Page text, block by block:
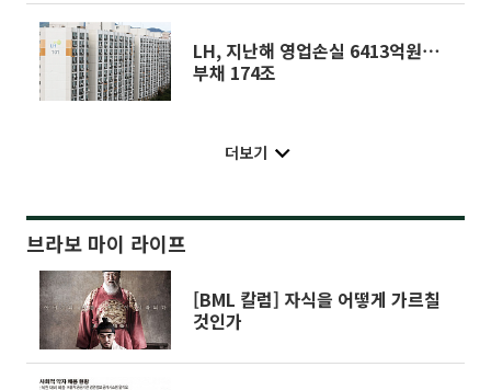
LH, 지난해 영업손실 6413억원⋯
부채 174조
더보기
브라보 마이 라이프
[BML 칼럼] 자식을 어떻게 가르칠
것인가